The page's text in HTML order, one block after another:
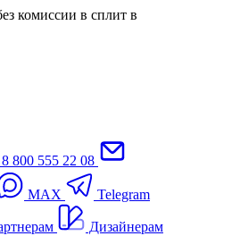
комиссии в сплит в
8 800 555 22 08
MAX Telegram
Дизайнерам